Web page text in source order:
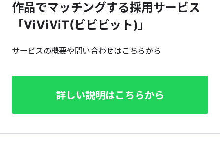
作品でマッチングする採用サービス
「ViViViT(ビビビット)」
サービスの概要や問い合わせはこちらから
詳しい説明はこちらから